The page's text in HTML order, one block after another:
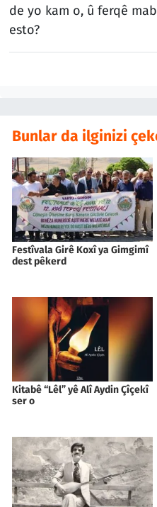
de yo kam o, û ferqê
esto?
Bunlar da ilginizi
Festîvala Girê Koxî ya Gimgimî
dest pêkerd
Kitabê “Lêl” yê Alî Aydin Çîçekî
ser o